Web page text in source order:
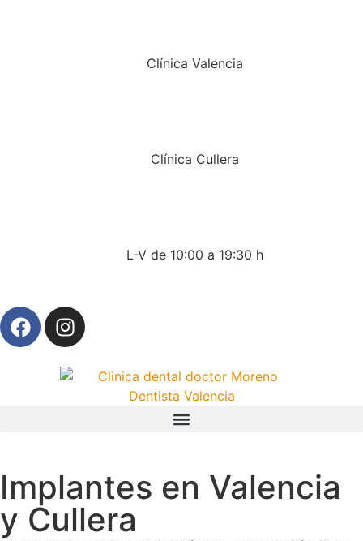
Clínica Valencia
Clínica Cullera
L-V de 10:00 a 19:30 h
Implantes en Valencia
y Cullera